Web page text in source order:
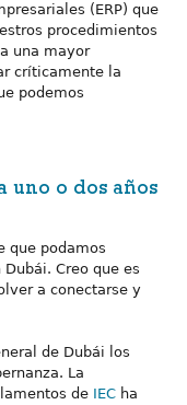
(ERP) que
procedimientos
una mayor
críticamente la
podemos
uno o dos años
que podamos
Creo que es
a conectarse y
de Dubái los
La
de IEC ha